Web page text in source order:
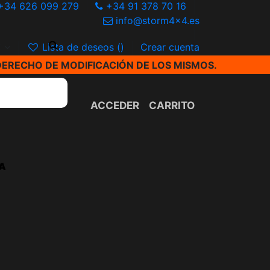
626 099 279
+34 91 378 70 16
info@storm4x4.es
Lista de deseos ()
Crear cuenta
DE MODIFICACIÓN DE LOS MISMOS.
ACCEDER CARRITO